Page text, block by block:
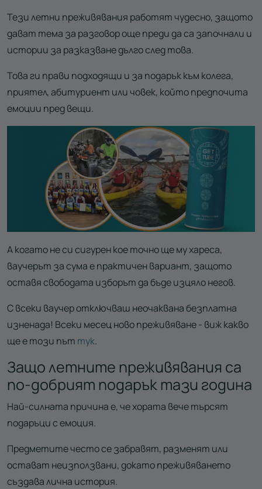
Тези летни преживявания работят чудесно, защото
дават тема за разговор още преди да са започнали и
истории за разказване дълго след това.
Това ги прави подходящи и за подарък към колега,
приятел, абитуриент или човек, който предпочита
емоции пред вещи.
А когато не си сигурен кое точно ще му хареса,
ваучерът за сума е практичен вариант, защото
оставя свободата изборът да бъде изцяло негов.
С всеки ваучер отключваш неочаквана безплатна
изненада! Всеки месец ново преживяване - виж какво
ще е този път тук.
Защо летните преживявания са
по-добрият подарък тази година
Най-силната причина е, че хората вече търсят
подаръци с емоция.
Предметите често се забравят, разменят или
остават неизползвани, докато преживяването
създава лична история.